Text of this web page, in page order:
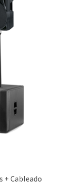
+ Cableado